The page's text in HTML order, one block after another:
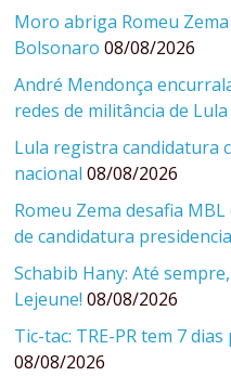
Moro abriga Romeu
Bolsonaro 08/08/2026
André Mendonça
redes de militância de Lula
Lula registra candidatura
nacional 08/08/2026
Romeu Zema desafia
de candidatura
Schabib Hany: Até
Lejeune! 08/08/2026
Tic-tac: TRE-PR tem 7
08/08/2026